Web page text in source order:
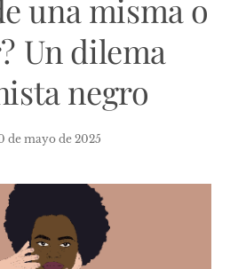
una misma o
Un dilema
negro
de mayo de 2025